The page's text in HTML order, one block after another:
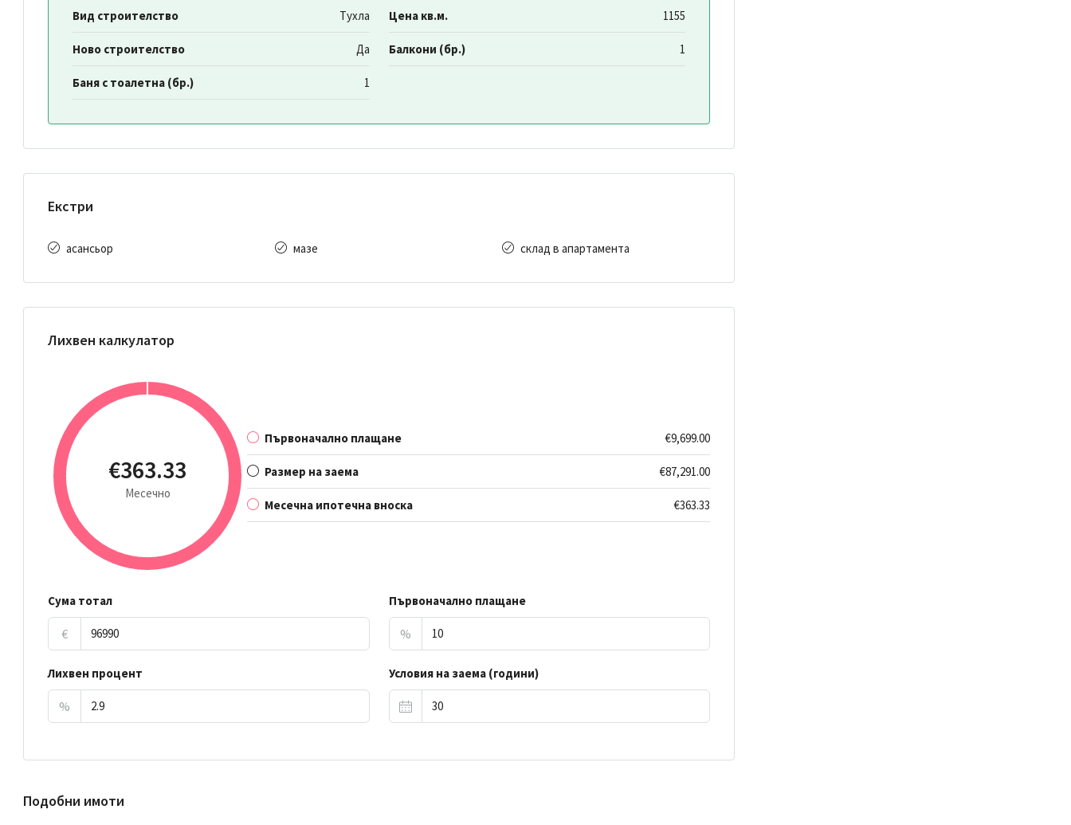
Вид строителство Тухла Цена кв.м. 1155
Ново строителство Да Балкони (бр.) 1
Баня с тоалетна (бр.) 1
Екстри
асансьор мазе склад в апартамента
Лихвен калкулатор
€363.33
Месечно
Първоначално плащане €9,699.00
Размер на заема €87,291.00
Месечна ипотечна вноска €363.33
Сума тотал
€
Първоначално плащане
%
Лихвен процент
%
Условия на заема (години)
Подобни имоти